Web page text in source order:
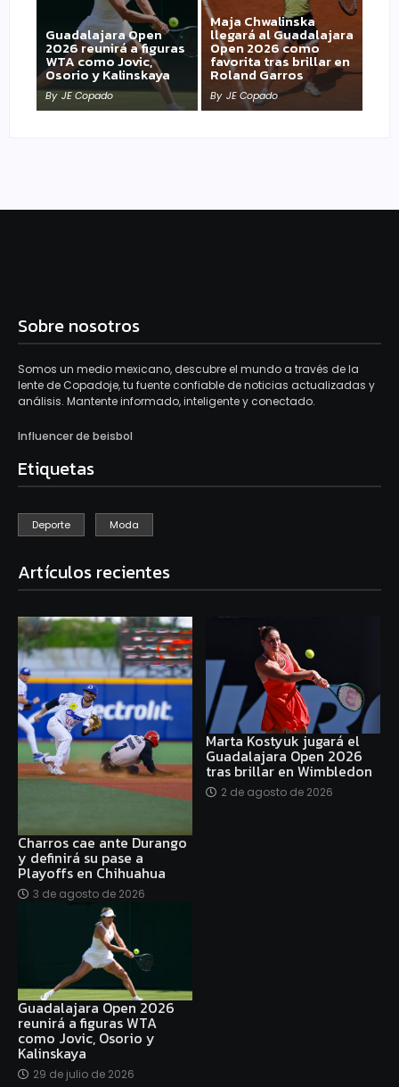
Guadalajara Open
2026 reunirá a figuras
WTA como Jovic,
Osorio y Kalinskaya
By JE Copado
Maja Chwalinska
llegará al Guadalajara
Open 2026 como
favorita tras brillar en
Roland Garros
By JE Copado
Sobre nosotros
Somos un medio mexicano, descubre el mundo a través de la
lente de Copadoje, tu fuente confiable de noticias actualizadas y
análisis. Mantente informado, inteligente y conectado.
Influencer de beisbol
Etiquetas
Deporte Moda
Artículos recientes
Charros cae ante Durango
y definirá su pase a
Playoffs en Chihuahua
3 de agosto de 2026
Marta Kostyuk jugará el
Guadalajara Open 2026
tras brillar en Wimbledon
2 de agosto de 2026
Guadalajara Open 2026
reunirá a figuras WTA
como Jovic, Osorio y
Kalinskaya
29 de julio de 2026